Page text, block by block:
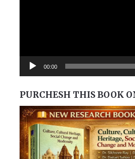
00:00
PURCHESH THIS BOOK